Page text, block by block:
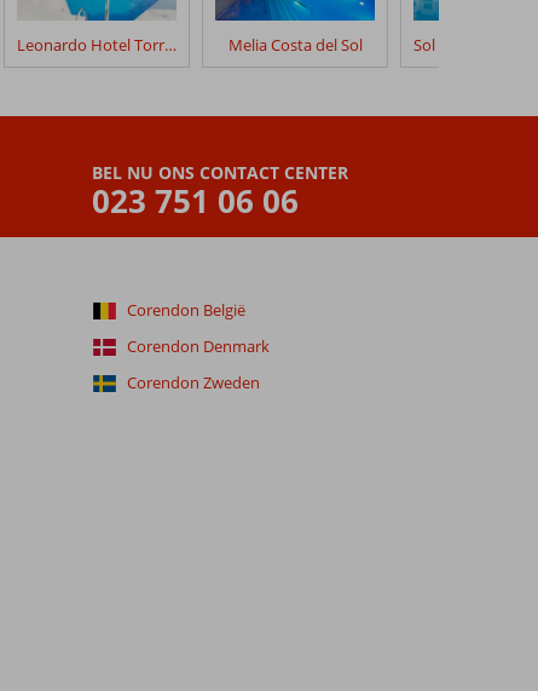
Leonardo Hotel Torremolinos Melia Costa del Sol
BEL NU ONS CONTACT CENTER
023 751 06 06
Corendon België
Corendon Denmark
Corendon Zweden